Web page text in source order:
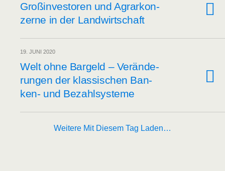
Groß­in­ves­to­ren und Agrar­kon­
zer­ne in der Landwirtschaft
19. JUNI 2020
Welt ohne Bar­geld – Ver­än­de­
run­gen der klas­si­schen Ban­
ken- und Bezahlsysteme
Weitere Mit Diesem Tag Laden…